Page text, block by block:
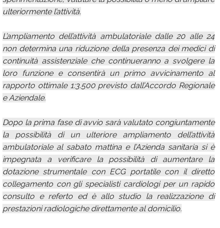
ulteriormente l’attività.
L’ampliamento dell’attività ambulatoriale dalle 20 alle 24
non determina una riduzione della presenza dei medici di
continuità assistenziale che continueranno a svolgere la
loro funzione e consentirà un primo avvicinamento al
rapporto ottimale 1:3.500 previsto dall’Accordo Regionale
e Aziendale.
Dopo la prima fase di avvio sarà valutato congiuntamente
la possibilità di un ulteriore ampliamento dell’attività
ambulatoriale al sabato mattina e l’Azienda sanitaria si è
impegnata a verificare la possibilità di aumentare la
dotazione strumentale con ECG portatile con il diretto
collegamento con gli specialisti cardiologi per un rapido
consulto e referto ed è allo studio la realizzazione di
prestazioni radiologiche direttamente al domicilio.